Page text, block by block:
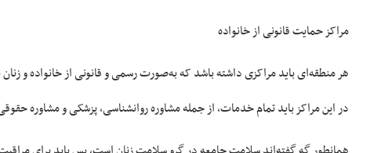
مراکز حمایت قانونی از خانواده
هر منطقه‌ای باید مراکزی داشته باشد که به‌صورت رسمی و قانونی از خانواده و
در این مراکز باید تمام خدمات، از جمله مشاوره روانشناسی، پزشکی و مشاوره